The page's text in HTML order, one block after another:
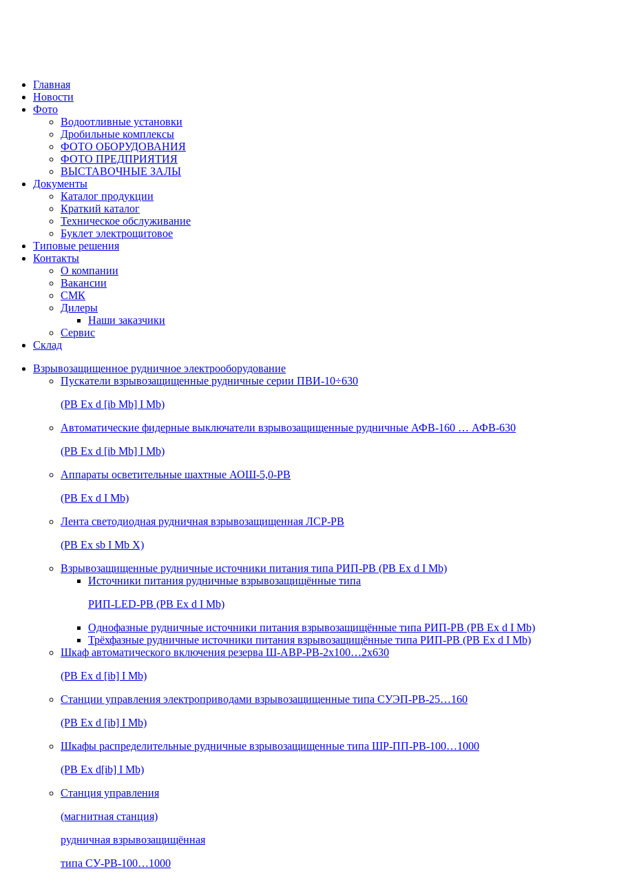
Главная
Новости
Фото
Водоотливные установки
Дробильные комплексы
ФОТО ОБОРУДОВАНИЯ
ФОТО ПРЕДПРИЯТИЯ
ВЫСТАВОЧНЫЕ ЗАЛЫ
Документы
Каталог продукции
Краткий каталог
Техническое обслуживание
Буклет электрощитовое
Типовые решения
Контакты
О компании
Вакансии
СМК
Дилеры
Наши заказчики
Сервис
Склад
Взрывозащищенное рудничное электрооборудование
Пускатели взрывозащищенные рудничные серии ПВИ-10÷630
(РВ Ex d [ib Mb] I Mb)
Автоматические фидерные выключатели взрывозащищенные рудничные АФВ-160 … АФВ-630
(РВ Ex d [ib Mb] I Mb)
Аппараты осветительные шахтные АОШ-5,0-РВ
(РВ Ex d I Mb)
Лента светодиодная рудничная взрывозащищенная ЛСР-РВ
(РВ Ex sb I Mb Х)
Взрывозащищенные рудничные источники питания типа РИП-РВ (РВ Ex d I Mb)
Источники питания рудничные взрывозащищённые типа
РИП-LED-РВ (РВ Ex d I Mb)
Однофазные рудничные источники питания взрывозащищённые типа РИП-РВ (РВ Ex d I Mb)
Трёхфазные рудничные источники питания взрывозащищённые типа РИП-РВ (РВ Ex d I Mb)
Шкаф автоматического включения резерва Ш-АВР-РВ-2х100…2х630
(РВ Ex d [ib] I Mb)
Станции управления электроприводами взрывозащищенные типа СУЭП-РВ-25…160
(РВ Ex d [ib] I Mb)
Шкафы распределительные рудничные взрывозащищенные типа ШР-ПП-РВ-100…1000
(РВ Ex d[ib] I Mb)
Станция управления
(магнитная станция)
рудничная взрывозащищённая
типа СУ-РВ-100…1000